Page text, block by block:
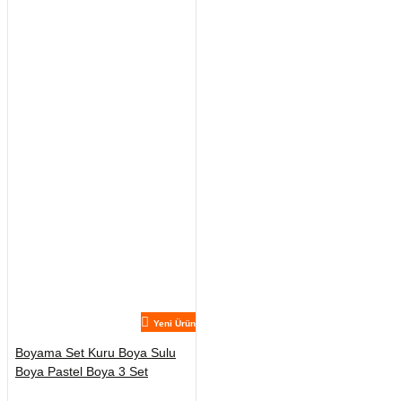
Yeni Ürün
Boyama Set Kuru Boya Sulu
Boya Pastel Boya 3 Set